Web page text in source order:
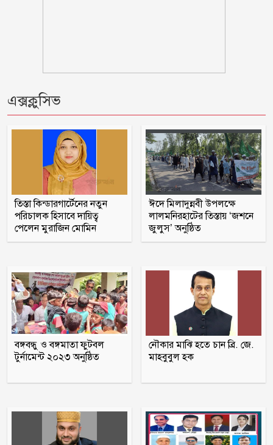
আহারে জীবন! একবছরে লাশ কঙ্কাল, কেউ
জুলাই জাদুঘরে কোনো ধরনের দলীয়
ইতিহাস দেখতে চাই না: নাহিদ ইসলাম
বিশ্বকাপে মেসিকে মেরে ফেলার ষড়যন্ত্র,
মুক্তিযুদ্ধ ছিল জনতার যুদ্ধ, কোনো রাজনৈতিক
দলের নয়: ভারপ্রাপ্ত রাষ্ট্রপতি
বরগুনায় অবহেলায় ভাগাড়ে পরিণত
তেতুলবাড়িয়া খেয়াঘাট, দুর্ভোগে শত শত
এক্সক্লুসিভ
তিস্তা কিন্ডারগার্টেনের নতুন
পরিচালক হিসাবে দায়িত্ব
পেলেন মুরাজিন মোমিন
ঈদে মিলাদুন্নবী উপলক্ষে
লালমনিরহাটের তিস্তায় ‘জশনে
জুলুস’ অনুষ্ঠিত
বঙ্গবন্ধু ও বঙ্গমাতা ফুটবল
টুর্নামেন্ট ২০২৩ অনুষ্ঠিত
নৌকার মাঝি হতে চান ব্রি. জে.
মাহবুবুল হক